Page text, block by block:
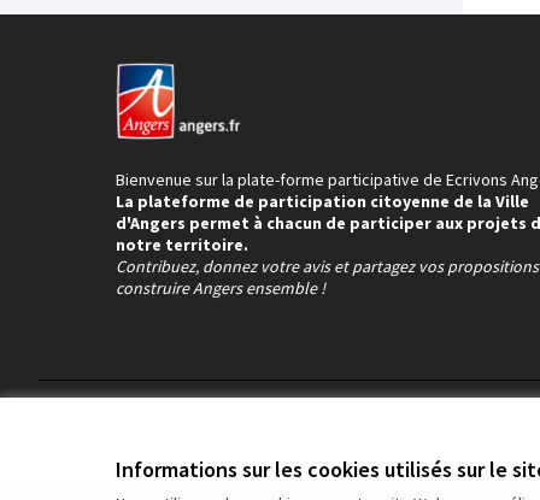
Informations sur les cookies utilisés sur le
Bienvenue sur la plate-forme participative de Ecrivons
La plateforme de participation citoyenne de la Ville
d'Angers permet à chacun de participer aux projets
notre territoire.
Contribuez, donnez votre avis et partagez vos
construire Angers ensemble !